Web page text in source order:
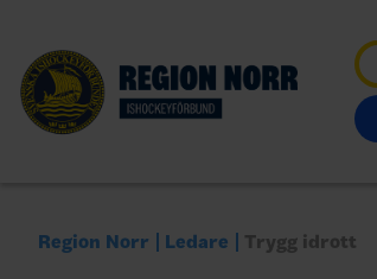
Region Norr Ledare Trygg idrott